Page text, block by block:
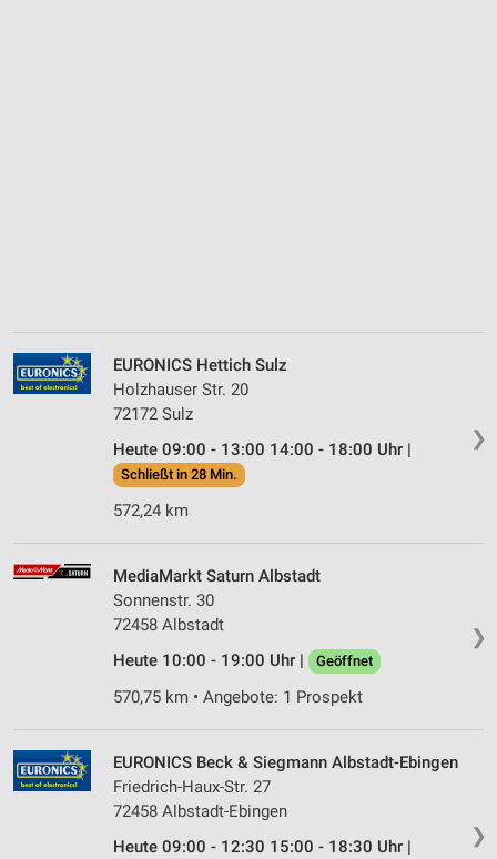
❯
EURONICS Hettich Sulz
Holzhauser Str. 20
72172 Sulz
Heute 09:00 - 13:00 14:00 - 18:00 Uhr |
Schließt in 28 Min.
572,24 km
❯
MediaMarkt Saturn Albstadt
Sonnenstr. 30
72458 Albstadt
Heute 10:00 - 19:00 Uhr |
Geöffnet
570,75 km • Angebote: 1 Prospekt
❯
EURONICS Beck & Siegmann Albstadt-Ebingen
Friedrich-Haux-Str. 27
72458 Albstadt-Ebingen
Heute 09:00 - 12:30 15:00 - 18:30 Uhr |